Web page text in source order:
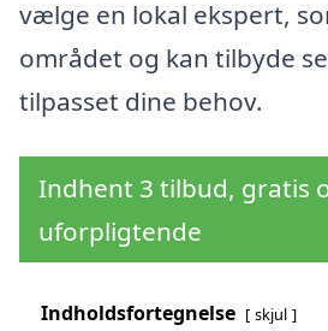
vælge en lokal ekspert,
området og kan tilbyde
tilpasset dine behov.
Indhent 3 tilbud, gratis
uforpligtende
Indholdsfortegnelse skjul